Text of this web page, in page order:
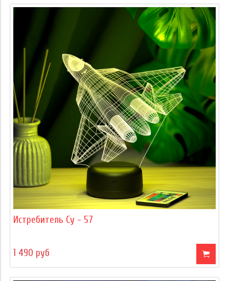
Истребитель Су - 57
1 490 руб